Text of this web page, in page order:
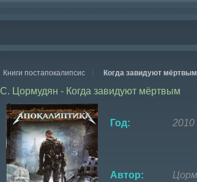
Книги постапокалипсис Когда завидуют
С. Цормудян - Когда завидуют мёртвым
Год: 2010
Автор: